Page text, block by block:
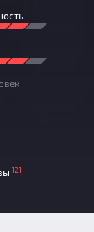
121